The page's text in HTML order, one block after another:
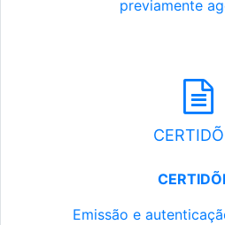
previamente
Emissão e